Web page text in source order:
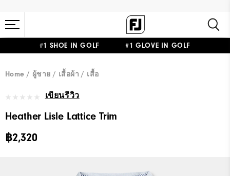
#1 SHOE IN GOLF #1 GLOVE IN GOLF
Home ผู้ชาย เสื้อผ้า เสื้อ
เขียนรีวิว
Heather Lisle Lattice Trim
฿2,320